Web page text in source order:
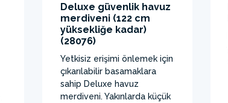
Deluxe güvenlik havuz
merdiveni (122 cm
yüksekliğe kadar)
(28076)
Yetkisiz erişimi önlemek için
çıkarılabilir basamaklara
sahip Deluxe havuz
merdiveni. Yakınlarda küçük